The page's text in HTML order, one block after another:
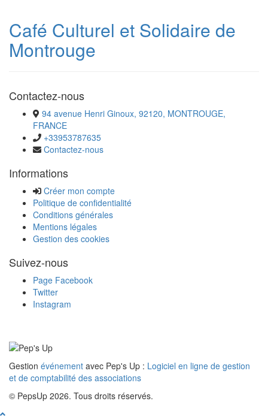
Café Culturel et Solidaire de
Montrouge
Contactez-nous
94 avenue Henri Ginoux, 92120, MONTROUGE,
FRANCE
+33953787635
Contactez-nous
Informations
Créer mon compte
Politique de confidentialité
Conditions générales
Mentions légales
Gestion des cookies
Suivez-nous
Page Facebook
Twitter
Instagram
Gestion événement avec Pep's Up : Logiciel en ligne de gestion
et de comptabilité des associations
© PepsUp 2026. Tous droits réservés.